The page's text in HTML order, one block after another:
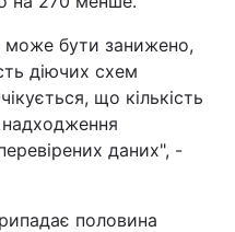
може бути занижено,
діючих схем
що кількість
надходження
даних", -
половина